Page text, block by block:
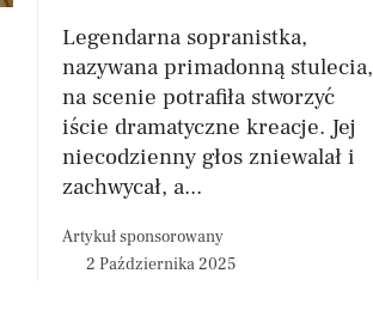
Legendarna sopranistka,
nazywana primadonną stulecia,
na scenie potrafiła stworzyć
iście dramatyczne kreacje. Jej
niecodzienny głos zniewalał i
zachwycał, a...
Artykuł sponsorowany
2 Października 2025